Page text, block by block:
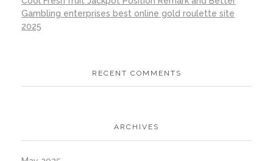
Gambling enterprises best online gold roulette site
2025
RECENT COMMENTS
ARCHIVES